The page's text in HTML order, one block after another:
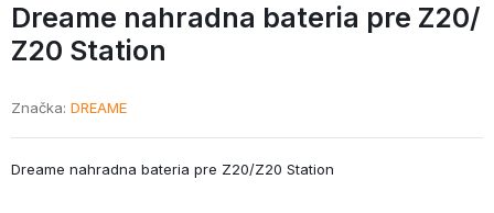
Dreame nahradna bateria pre Z20/
Z20 Station
Značka DREAME
Dreame nahradna bateria pre Z20/Z20 Station